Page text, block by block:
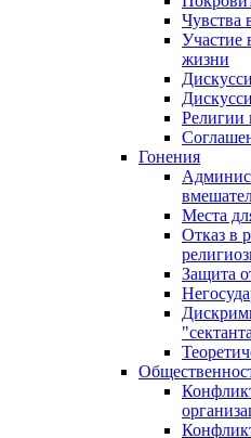
Чувства
Участие
жизни
Религии
Гонения
Места
Отказ в
Защита